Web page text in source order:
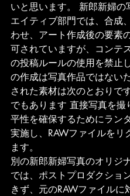
いと思います。 新郎新婦の
エイティブ部門では、合成
わせ、アート作成後の要素
可されていますが、コンテ
の投稿ルールの使用を禁止
の作成は写真作品ではない
された素材は次のとおりで
でもあります 直接写真を撮
平性を確保するためにラン
実施し、RAWファイルをリ
ます。
別の新郎新婦写真のオリジ
では、ポストプロダクショ
きず、元のRAWファイルに